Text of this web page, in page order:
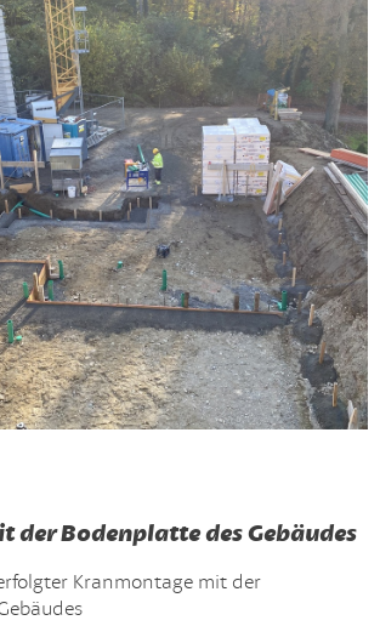
der Bodenplatte des Gebäudes
Kranmontage mit der